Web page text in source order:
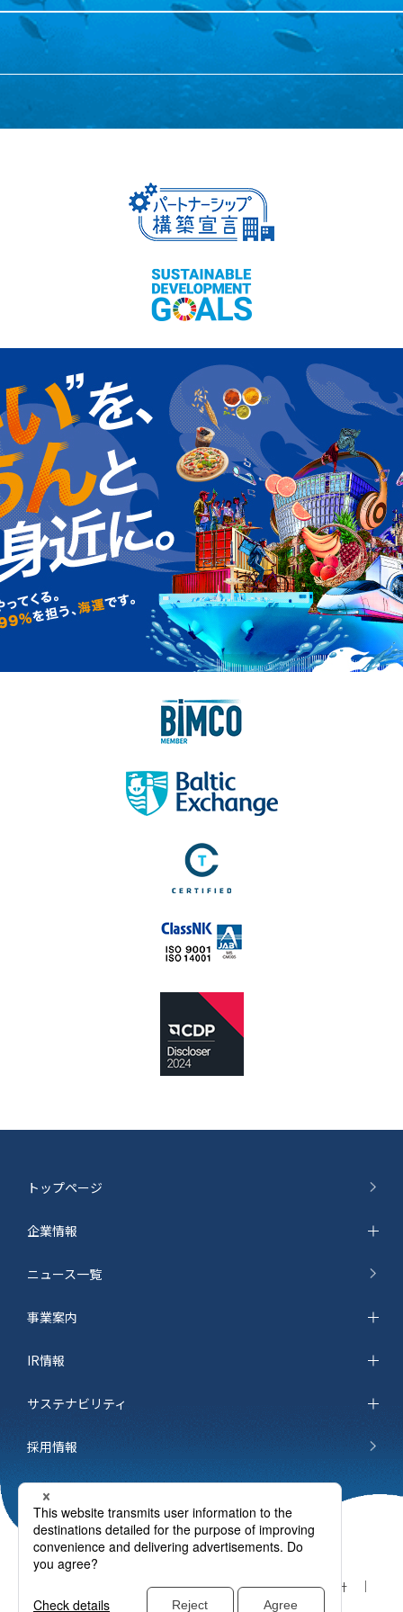
トップページ
企業情報
ニュース一覧
事業案内
IR情報
サステナビリティ
採用情報
お問い合わせ
個人情報保護方針
cookieポリシー